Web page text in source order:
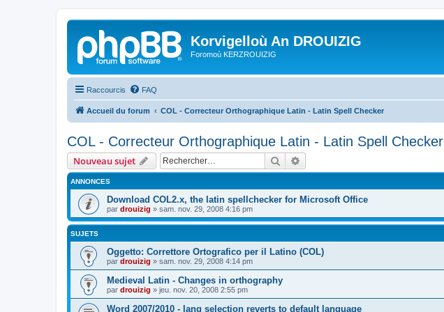
Korvigelloù An DROUIZIG
Foromoù KERZROUIZIG
Raccourcis FAQ
Accueil du forum COL - Correcteur Orthographique Latin - Latin Spell Checker
COL - Correcteur Orthographique Latin - Latin Spell Checker
Nouveau sujet Rechercher
ANNONCES
Download COL2.x, the latin spellchecker for Microsoft Office
par drouizig » sam. nov. 29, 2008 4:16 pm
SUJETS
Oggetto: Correttore Ortografico per il Latino (COL)
par drouizig » sam. nov. 29, 2008 4:14 pm
Medieval Latin - Changes in orthography
par drouizig » jeu. nov. 20, 2008 2:55 pm
Word 2007/2010 - lang selection reverts to default language